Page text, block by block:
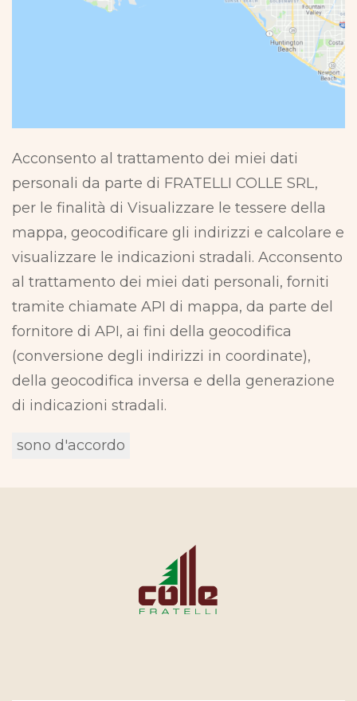
Acconsento al trattamento dei miei dati
personali da parte di FRATELLI COLLE SRL,
per le finalità di Visualizzare le tessere della
mappa, geocodificare gli indirizzi e calcolare e
visualizzare le indicazioni stradali. Acconsento
al trattamento dei miei dati personali, forniti
tramite chiamate API di mappa, da parte del
fornitore di API, ai fini della geocodifica
(conversione degli indirizzi in coordinate),
della geocodifica inversa e della generazione
di indicazioni stradali.
sono d'accordo